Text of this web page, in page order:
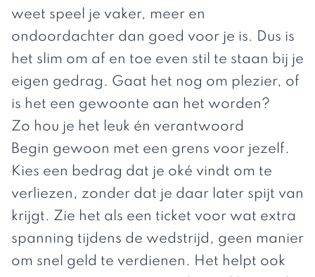
weet speel je vaker, meer en
ondoordachter dan goed voor je is. Dus is
het slim om af en toe even stil te staan bij je
eigen gedrag. Gaat het nog om plezier, of
is het een gewoonte aan het worden?
Zo hou je het leuk én verantwoord
Begin gewoon met een grens voor jezelf.
Kies een bedrag dat je oké vindt om te
verliezen, zonder dat je daar later spijt van
krijgt. Zie het als een ticket voor wat extra
spanning tijdens de wedstrijd, geen manier
om snel geld te verdienen. Het helpt ook